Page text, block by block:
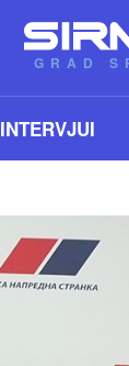
GRAD
INTERVJUI